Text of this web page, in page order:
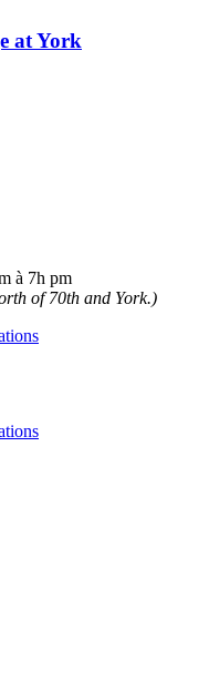
at York
à 7h pm
of 70th and York.)